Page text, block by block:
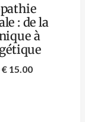
: de la
à
€15.00